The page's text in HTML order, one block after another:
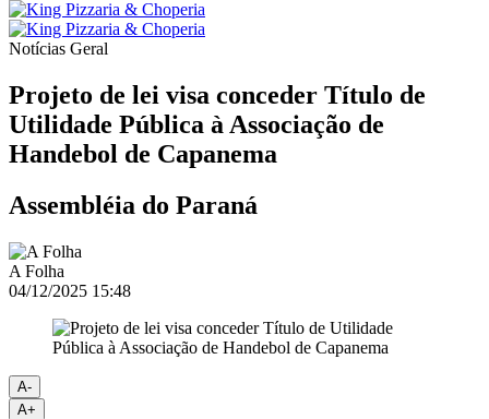
Notícias Geral
Projeto de lei visa conceder Título de
Utilidade Pública à Associação de
Handebol de Capanema
Assembléia do Paraná
A Folha
04/12/2025 15:48
A-
A+